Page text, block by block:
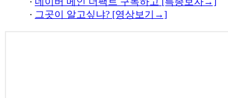
· 그곳이 알고싶냐? [영상보기→]